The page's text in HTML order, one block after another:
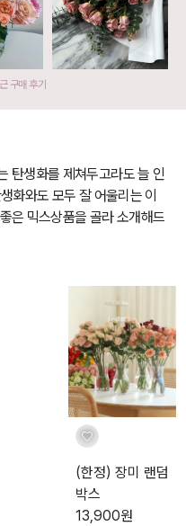
구매 후기
탄생화를 제쳐두고라도 늘 인
화와도 모두 잘 어울리는 이
은 믹스상품을 골라 소개해드
(한정) 장미 랜덤
박스
13,900원